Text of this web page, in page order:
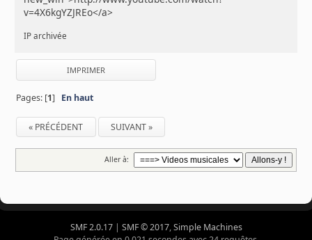
v=4X6kgYZJREo</a>
IP archivée
IMPRIMER
Pages: [1] En haut
« PRÉCÉDENT SUIVANT »
Aller à:
SMF 2.0.17| SMF © 2017,Simple Machines